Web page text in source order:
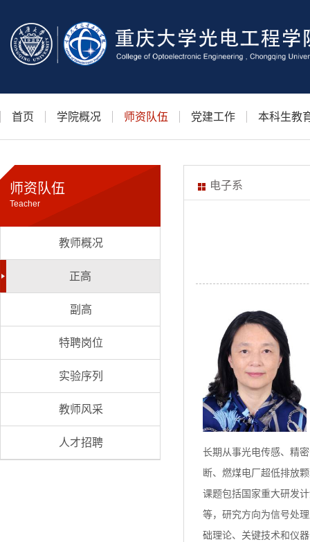
首页 学院概况 师资队伍 党建工作 本科生教
师资队伍
Teacher
教师概况
正高
副高
特聘岗位
实验序列
教师风采
人才招聘
电子系
长期从事光电传感、精
断、燃煤电厂超低排放
课题包括国家重大研发
等，研究方向为信号处
础理论、关键技术和仪